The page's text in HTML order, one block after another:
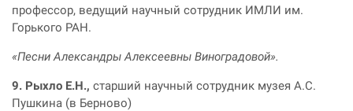
профессор, ведущий научный сотрудник ИМЛИ им.
Горького РАН.
«Песни Александры Алексеевны Виноградовой».
9. Рыхло Е.Н., старший научный сотрудник музея А.С.
Пушкина (в Берново)